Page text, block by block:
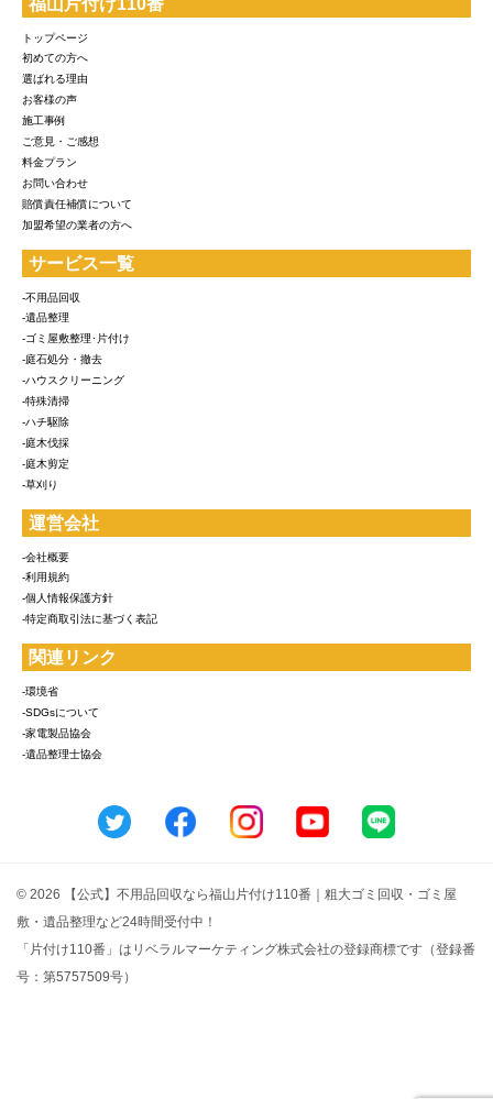
トップページ
初めての方へ
選ばれる理由
お客様の声
施工事例
ご意見・ご感想
料金プラン
お問い合わせ
賠償責任補償について
加盟希望の業者の方へ
サービス一覧
-不用品回収
-遺品整理
-ゴミ屋敷整理･片付け
-庭石処分・撤去
-ハウスクリーニング
-特殊清掃
-ハチ駆除
-庭木伐採
-庭木剪定
-草刈り
運営会社
-会社概要
-利用規約
-個人情報保護方針
-特定商取引法に基づく表記
関連リンク
-環境省
-SDGsについて
-家電製品協会
-遺品整理士協会
© 2026 【公式】不用品回収なら福山片付け110番｜粗大ゴミ回収・ゴミ屋
敷・遺品整理など24時間受付中！
「片付け110番」はリベラルマーケティング株式会社の登録商標です（登録番
号：第5757509号）